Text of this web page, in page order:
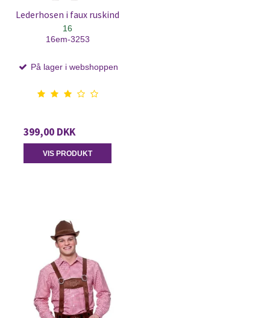
Lederhosen i faux ruskind
16
16em-3253
På lager i webshoppen
399,00 DKK
VIS PRODUKT